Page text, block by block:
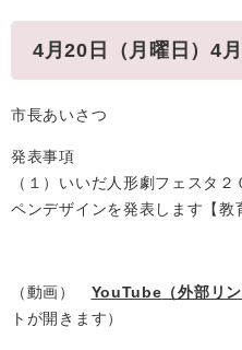
4月20日（月曜日）4
市長あいさつ
発表事項
（１）いいだ人形劇フェスタ
ペンデザインを発表します【教
（動画） YouTube （外部リン
トが開きます）